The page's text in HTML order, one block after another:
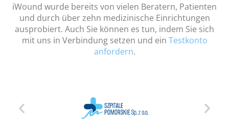
iWound wurde bereits von vielen Beratern, Patienten
und durch über zehn medizinische Einrichtungen
ausprobiert. Auch Sie können es tun, indem Sie sich
mit uns in Verbindung setzen und ein Testkonto
anfordern.